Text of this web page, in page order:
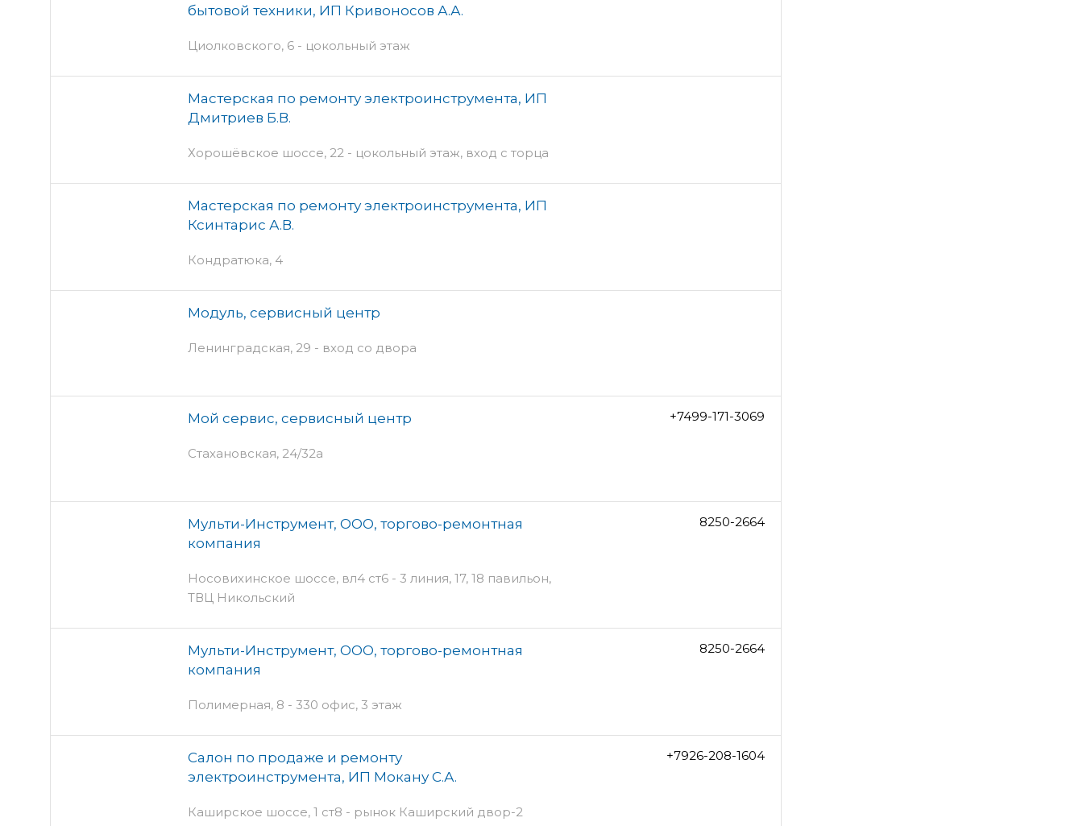
бытовой техники, ИП Кривоносов А.А.
Циолковского, 6 - цокольный этаж
Мастерская по ремонту электроинструмента, ИП
Дмитриев Б.В.
Хорошёвское шоссе, 22 - цокольный этаж, вход с торца
Мастерская по ремонту электроинструмента, ИП
Ксинтарис А.В.
Кондратюка, 4
Модуль, сервисный центр
Ленинградская, 29 - вход со двора
Мой сервис, сервисный центр
Стахановская, 24/32а
+7499-171-3069
Мульти-Инструмент, ООО, торгово-ремонтная
компания
Носовихинское шоссе, вл4 ст6 - 3 линия, 17, 18 павильон,
ТВЦ Никольский
8250-2664
Мульти-Инструмент, ООО, торгово-ремонтная
компания
Полимерная, 8 - 330 офис, 3 этаж
8250-2664
Салон по продаже и ремонту
электроинструмента, ИП Мокану С.А.
Каширское шоссе, 1 ст8 - рынок Каширский двор-2
+7926-208-1604